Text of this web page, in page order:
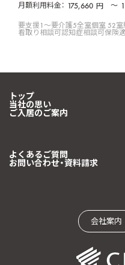
月額利用料金： 175,660 円 〜
要支援1〜要介護5全室個室 52室
看取り相談可認知症相談可保険
トップ
当社の思い
ご入居のご案内
よくあるご質問
お問い合わせ・資料請求
会社案内